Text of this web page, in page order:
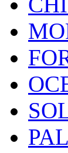
PAL